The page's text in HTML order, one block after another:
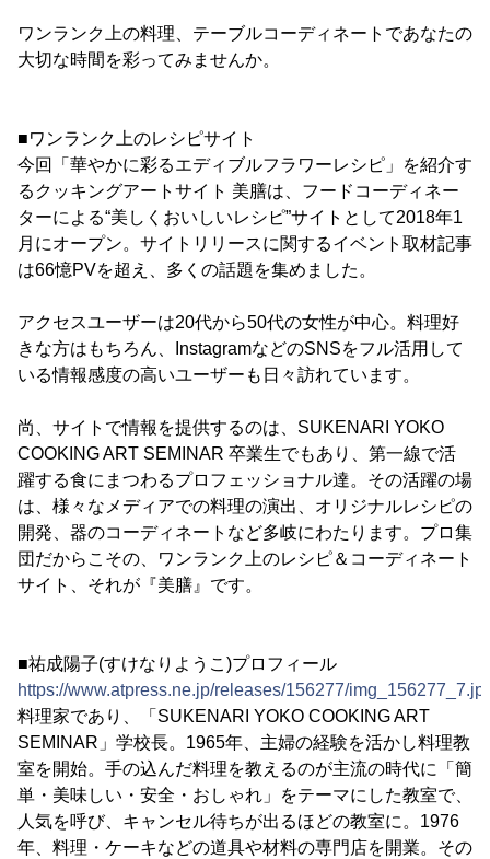
ワンランク上の料理、テーブルコーディネートであなたの
大切な時間を彩ってみませんか。
■ワンランク上のレシピサイト
今回「華やかに彩るエディブルフラワーレシピ」を紹介す
るクッキングアートサイト 美膳は、フードコーディネー
ターによる“美しくおいしいレシピ”サイトとして2018年1
月にオープン。サイトリリースに関するイベント取材記事
は66憶PVを超え、多くの話題を集めました。
アクセスユーザーは20代から50代の女性が中心。料理好
きな方はもちろん、InstagramなどのSNSをフル活用して
いる情報感度の高いユーザーも日々訪れています。
尚、サイトで情報を提供するのは、SUKENARI YOKO
COOKING ART SEMINAR 卒業生でもあり、第一線で活
躍する食にまつわるプロフェッショナル達。その活躍の場
は、様々なメディアでの料理の演出、オリジナルレシピの
開発、器のコーディネートなど多岐にわたります。プロ集
団だからこその、ワンランク上のレシピ＆コーディネート
サイト、それが『美膳』です。
■祐成陽子(すけなりようこ)プロフィール
https://www.atpress.ne.jp/releases/156277/
料理家であり、「SUKENARI YOKO COOKING ART
SEMINAR」学校長。1965年、主婦の経験を活かし料理教
室を開始。手の込んだ料理を教えるのが主流の時代に「簡
単・美味しい・安全・おしゃれ」をテーマにした教室で、
人気を呼び、キャンセル待ちが出るほどの教室に。1976
年、料理・ケーキなどの道具や材料の専門店を開業。その